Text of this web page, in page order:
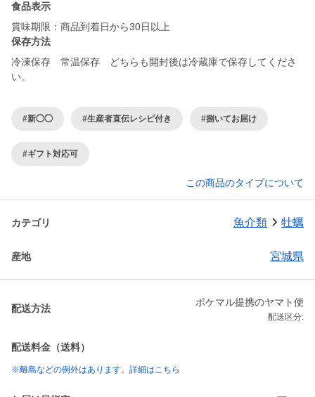
食品表示
賞味期限：商品到着日から30日以上
保存方法
冷凍保存 常温保存 どちらも開封後は冷蔵庫で保存してくださ
い。
#新◯◯ #生産者直伝レシピ付き #捌いてお届け
#ギフト対応可
この商品のタイプについて
カテゴリ 魚介類 牡蠣
産地 宮城県
配送方法
ポケマル提携のヤマト便
配送区分:
配送料金（送料）
※離島などの例外はあります。詳細はこちら